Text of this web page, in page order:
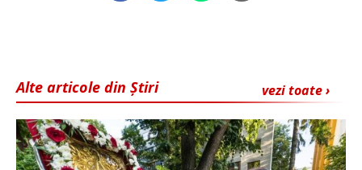
vezi toate ›
Alte articole din Știri